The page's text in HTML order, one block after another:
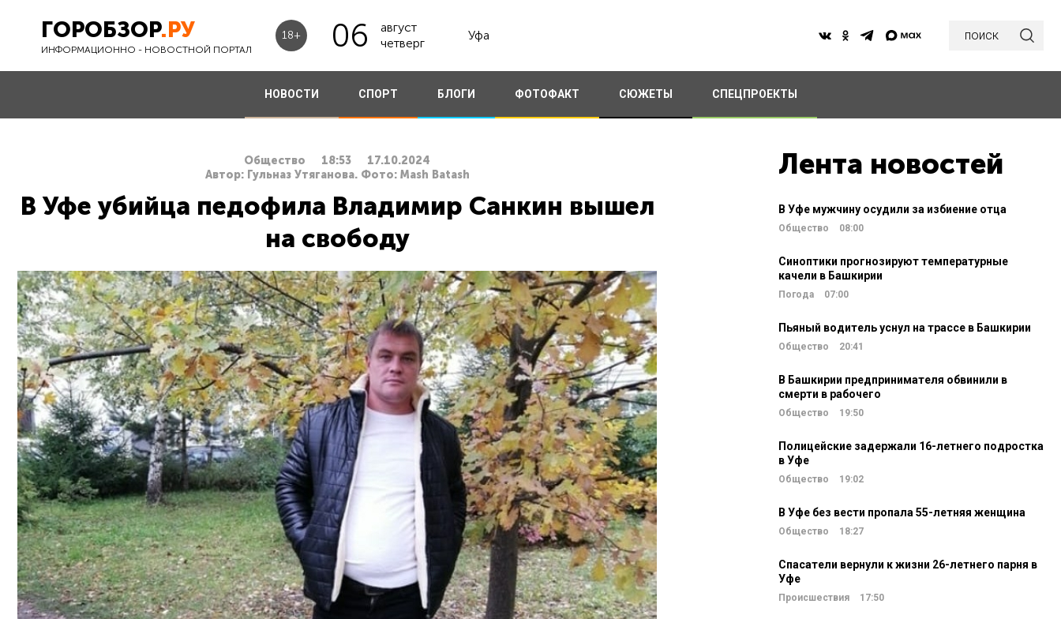
ГОРОБЗОР.РУ
ИНФОРМАЦИОННО - НОВОСТНОЙ ПОРТАЛ
18+ 06
август
четверг
Уфа поиск
НОВОСТИ СПОРТ БЛОГИ ФОТОФАКТ СЮЖЕТЫ СПЕЦПРОЕКТЫ
Общество 18:53
17.10.2024
Автор: Гульназ Утяганова. Фото: Mash Batash
В Уфе убийца педофила Владимир Санкин вышел
на свободу
Лента новостей
В Уфе мужчину осудили за избиение отца
Общество 08:00
Синоптики прогнозируют температурные
качели в Башкирии
Погода 07:00
Пьяный водитель уснул на трассе в Башкирии
Общество 20:41
В Башкирии предпринимателя обвинили в
смерти в рабочего
Общество 19:50
Полицейские задержали 16-летнего подростка
в Уфе
Общество 19:02
В Уфе без вести пропала 55-летняя женщина
Общество 18:27
Спасатели вернули к жизни 26-летнего парня в
Уфе
Происшествия 17:50